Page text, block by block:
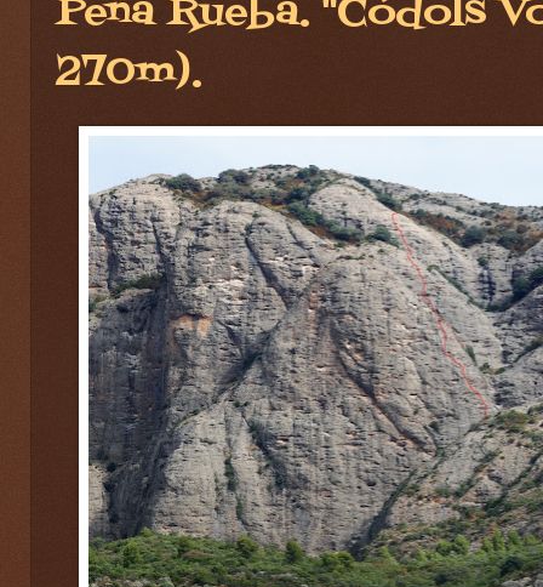
Peña Rueba. "Còdols
270m).